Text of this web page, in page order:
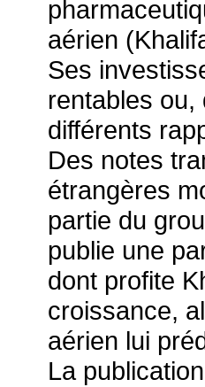
aérien
Ses
rentables ou,
différents
Des notes
étrangères
partie du
publie une
dont profite
croissance,
aérien lui
La